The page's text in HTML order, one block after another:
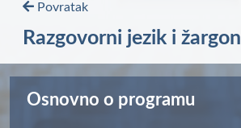
Povratak
Razgovorni jezik i žargon
Osnovno o programu